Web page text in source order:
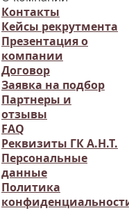
Контакты
Кейсы рекрутмента
Презентация о
компании
Договор
Заявка на подбор
Партнеры и
отзывы
FAQ
Реквизиты ГК А.Н.Т.
Персональные
данные
Политика